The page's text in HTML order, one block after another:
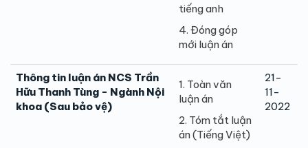
tiếng anh
4. Đóng góp
mới luận án
Thông tin luận án NCS Trần
Hữu Thanh Tùng - Ngành Nội
khoa (Sau bảo vệ)
1. Toàn văn
luận án
2. Tóm tắt luận
án (Tiếng Việt)
21-
11-
2022